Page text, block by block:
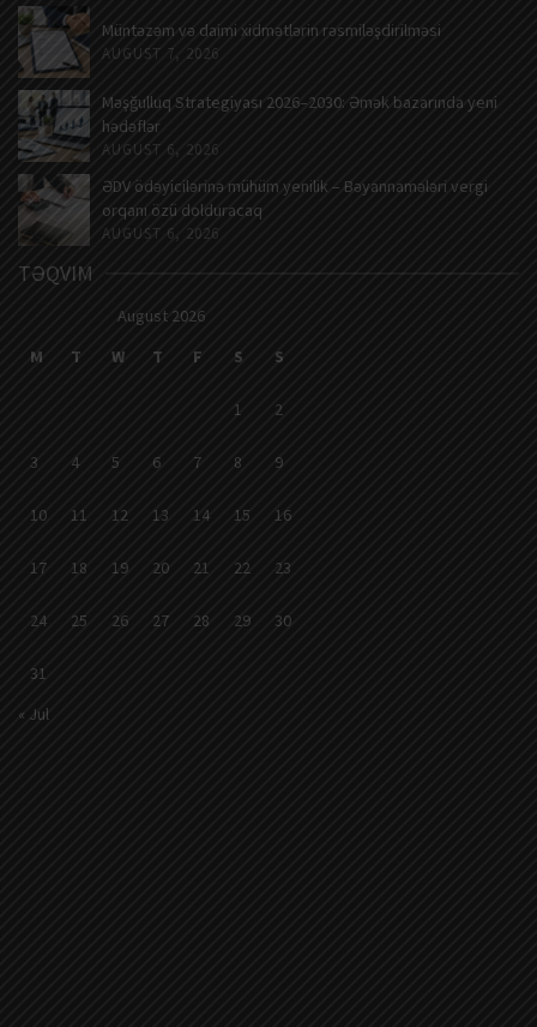
Müntəzəm və daimi xidmətlərin rəsmiləşdirilməsi
AUGUST 7, 2026
Məşğulluq Strategiyası 2026–2030: Əmək bazarında yeni
hədəflər
AUGUST 6, 2026
ƏDV ödəyicilərinə mühüm yenilik – Bəyannamələri vergi
orqanı özü dolduracaq
AUGUST 6, 2026
TƏQVIM
August 2026
M
T W T F S S
1 2
3 4 5 6 7 8 9
10 11 12 13 14 15 16
17 18 19 20 21 22 23
24 25 26 27 28 29 30
31
« Jul